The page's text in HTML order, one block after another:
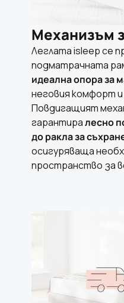
Механизъм
Леглата isleep се
подматрачната
идеална опора за
неговия комфорт
Повдигащият
гарантиралесно
до ракла за
осигуряваща
пространство за